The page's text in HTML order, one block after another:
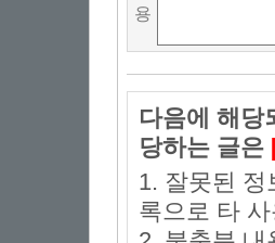
용
다음에 해당
당하는 글은
1. 잘못된 정
록으로 타